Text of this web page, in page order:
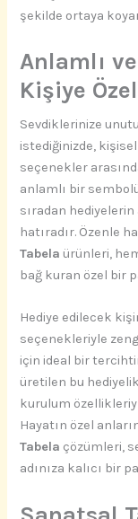
şekilde ortaya
Anlamlı
Kişiye
Sevdiklerinize
istediğinizde,
seçenekler
anlamlı bir
sıradan
hatıradır. Özenle
Tabela ürünleri,
bağ kuran özel bir
Hediye edilecek
seçenekleriyle
için ideal bir
üretilen bu
kurulum
Hayatın özel
Tabela çözümleri,
adınıza kalıcı bir